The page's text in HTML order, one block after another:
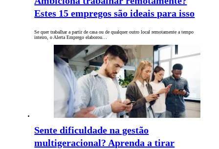
Estes 15 empregos são ideais para isso
Se quer trabalhar a partir de casa ou de qualquer outro local remotamente a tempo
inteiro, o Alerta Emprego elaborou…
Sente dificuldade na gestão
multigeracional? Aprenda a tirar